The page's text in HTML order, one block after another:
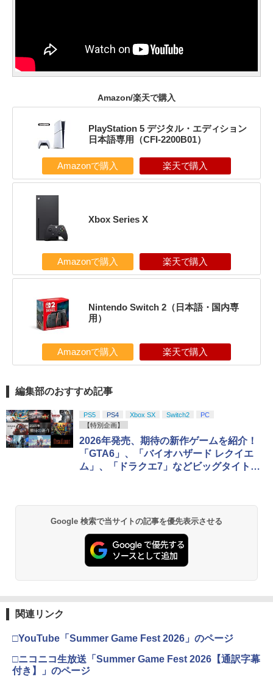
Amazon/楽天で購入
PlayStation 5 デジタル・エディション
日本語専用（CFI-2200B01）
Amazonで購入 楽天で購入
Xbox Series X
Amazonで購入 楽天で購入
Nintendo Switch 2（日本語・国内専
用）
Amazonで購入 楽天で購入
編集部のおすすめ記事
PS5 PS4 Xbox SX Switch2
PC
【特別企画】
2026年発売、期待の新作ゲームを紹介！
「GTA6」、「バイオハザード レクイエ
ム」、「ドラクエ7」などビッグタイトル
Google 検索で当サイトの記事を優先表示させる
関連リンク
□YouTube「Summer Game Fest 2026」のページ
□ニコニコ生放送「Summer Game Fest 2026【通訳字幕
付き】」のページ